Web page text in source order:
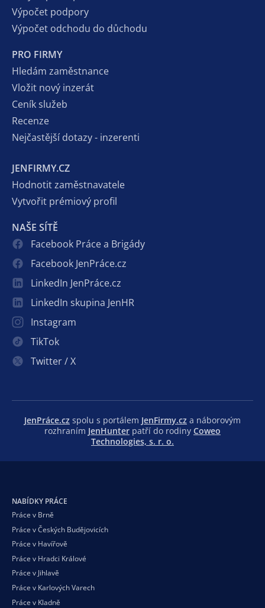
Výpočet podpory
Výpočet odchodu do důchodu
PRO FIRMY
Hledám zaměstnance
Vložit nový inzerát
Ceník služeb
Recenze
Nejčastější dotazy - inzerenti
JENFIRMY.CZ
Hodnotit zaměstnavatele
Vytvořit prémiový profil
NAŠE SÍTĚ
Facebook Práce a Brigády
Facebook JenPráce.cz
LinkedIn JenPráce.cz
LinkedIn skupina JenHR
Instagram
TikTok
Twitter / X
JenPráce.cz spolu s portálem JenFirmy.cz a náborovým
rozhraním JenHunter patří do rodiny Coweo
Technologies, s. r. o.
NABÍDKY PRÁCE
Práce v Brně
Práce v Českých Budějovicích
Práce v Havířově
Práce v Hradci Králové
Práce v Jihlavě
Práce v Karlových Varech
Práce v Kladně